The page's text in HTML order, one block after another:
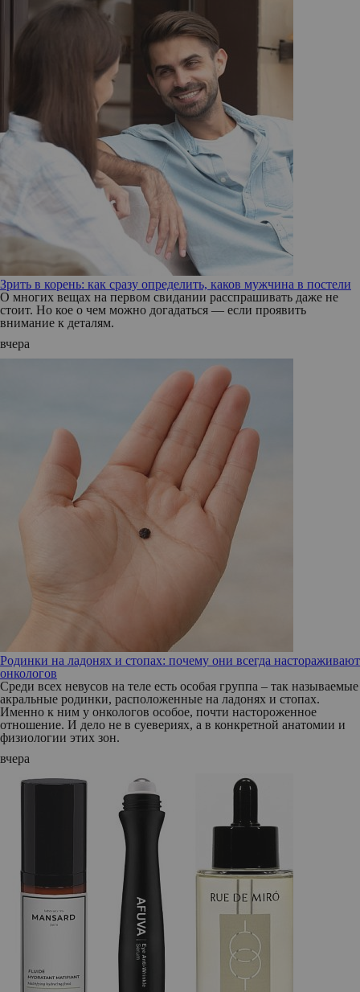
Зрить в корень: как сразу определить, каков мужчина в постели
О многих вещах на первом свидании расспрашивать даже не
стоит. Но кое о чем можно догадаться — если проявить
внимание к деталям.
вчера
Родинки на ладонях и стопах: почему они всегда настораживают
онкологов
Среди всех невусов на теле есть особая группа – так называемые
акральные родинки, расположенные на ладонях и стопах.
Именно к ним у онкологов особое, почти настороженное
отношение. И дело не в суевериях, а в конкретной анатомии и
физиологии этих зон.
вчера